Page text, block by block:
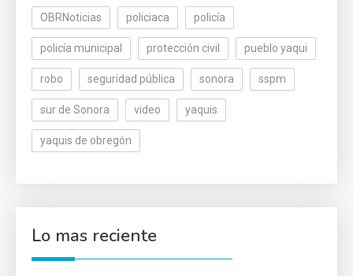
OBRNoticias policiaca policía
policía municipal protección civil pueblo yaqui
robo seguridad pública sonora sspm
sur de Sonora video yaquis
yaquis de obregón
Lo mas reciente